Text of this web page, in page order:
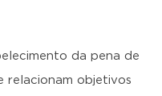
da pena de
relacionam objetivos